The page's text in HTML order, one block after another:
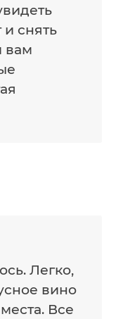
и снять
вам
Легко,
вино
Все